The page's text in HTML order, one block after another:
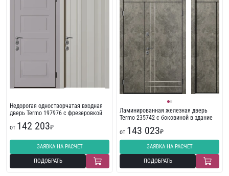
Недорогая одностворчатая входная
дверь Termo 197976 с фрезеровкой
от 142 203₽
ЗАЯВКА НА РАСЧЕТ
ПОДОБРАТЬ
Ламинированная железная дверь
Termo 235742 с боковиной в здание
от 143 023₽
ЗАЯВКА НА РАСЧЕТ
ПОДОБРАТЬ